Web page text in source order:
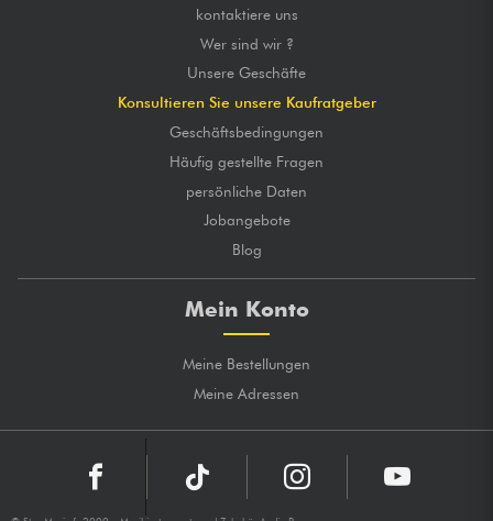
kontaktiere uns
Wer sind wir ?
Unsere Geschäfte
Konsultieren Sie unsere Kaufratgeber
Geschäftsbedingungen
Häufig gestellte Fragen
persönliche Daten
Jobangebote
Blog
Mein Konto
Meine Bestellungen
Meine Adressen